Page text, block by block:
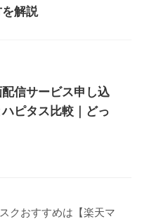
解説
配信サービス申し込
ピタス比較｜どっ
クおすすめは【楽天マ